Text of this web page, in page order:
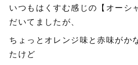
いつもはくすむ感じの【オーシ
だいてましたが、
ちょっとオレンジ味と赤味がか
たけど